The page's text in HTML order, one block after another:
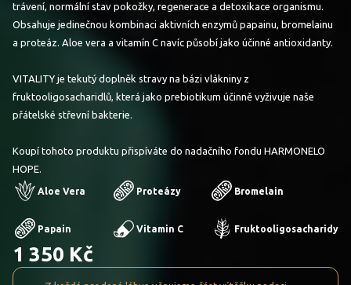
trávení, normální stav pokožky, regenerace a detoxikace organismu.
Obsahuje jedinečnou kombinaci aktivních enzymů papainu, bromelainu
a proteáz. Aloe vera a vitamín C navíc působí jako účinné antioxidanty.
VITALITY je tekutý doplněk stravy na bázi vlákniny z
fruktooligosacharidlů, která jako prebiotikum účinně vyživuje naše
přátelské střevní bakterie.
Koupí tohoto produktu přispíváte do nadačního fondu HARMONELO
HOPE.
Aloe Vera Proteázy Bromelain
Papain Vitamin C Fruktooligosacharidy
1 350 Kč